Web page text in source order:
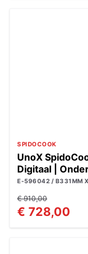
SPIDOCOOK
UnoX
Digitaal |
E-596042 / B331MM
€ 910,00
€ 728,00